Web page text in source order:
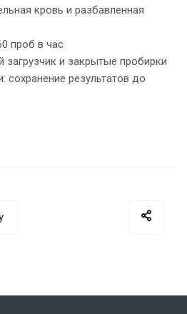
кровь и разбавленная
проб в час
загрузчик и закрытые пробирки
сохранение результатов до